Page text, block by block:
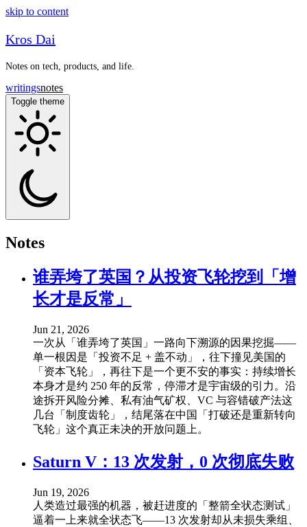
skip to content
Kros Dai
Notes on tech, products, and life.
writingsnotes
Toggle theme
Notes
谁弄垮了英国？从投资飞轮挖到「增
长才是反常」
Jun 21, 2026
一次从「谁弄垮了英国」一路向下溯源的因果挖掘——
单一根因是「投资不足 + 盖不动」，往下撞见美国的
「资本飞轮」，再往下是一个更不安的事实：持续增长
本身才是约 250 年的反常，停滞才是宇宙级的引力。沿
途拆开风险分摊、私有油气矿权、VC 与容错破产法这
几台「制度齿轮」，结尾落在中国「打破还是重新转向
飞轮」这个真正未决的开放问题上。
Saturn V：13 次发射，0 次彻底失败
Jun 19, 2026
人类造过最强的机器，被赶进度的「整箭全状态测试」
逼着一上来就全状态飞——13 次发射却从未损失乘组、